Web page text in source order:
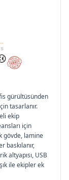
gürültüsünden
tasarlanır.
ekip
için
gövde, lamine
baskılanır,
altyapısı, USB
ile ekipler ek